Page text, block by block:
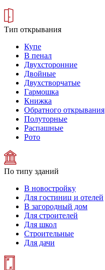
Тип открывания
Купе
В пенал
Двухсторонние
Двойные
Двухстворчатые
Гармошка
Книжка
Обратного открывания
Полуторные
Распашные
Рото
По типу зданий
В новостройку
Для гостиниц и отелей
В загородный дом
Для строителей
Для школ
Строительные
Для дачи